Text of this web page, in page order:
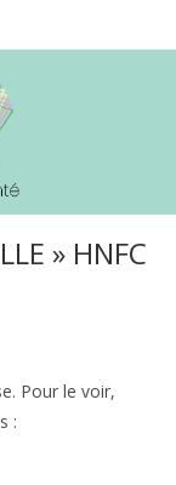
» HNFC
Pour le voir,
: